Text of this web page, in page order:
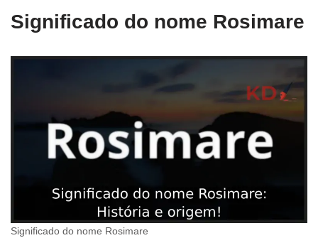
Significado do nome Rosimare
Significado do nome Rosimare